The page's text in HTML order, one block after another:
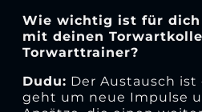
Wie wichtig ist für dich
mit deinen
Torwarttrainer?
Dudu: Der Austausch
geht um neue Impulse